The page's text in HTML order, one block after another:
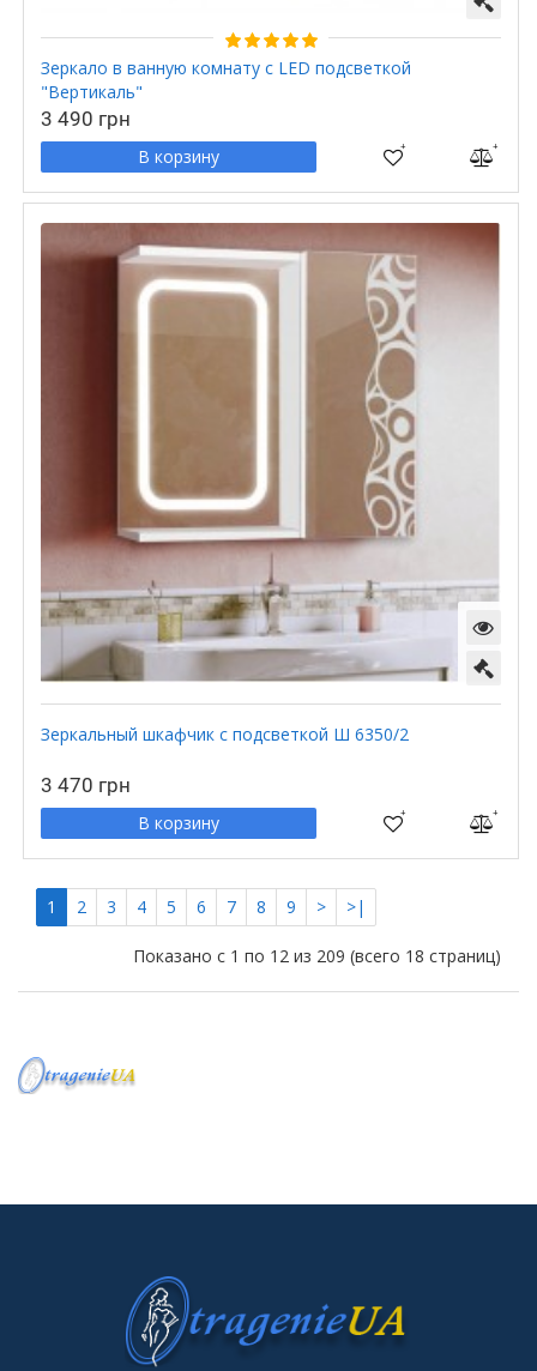
Зеркало в ванную комнату с LED подсветкой
"Вертикаль"
3 490 грн
В корзину
Зеркальный шкафчик с подсветкой Ш 6350/2
3 470 грн
В корзину
1 2 3 4 5 6 7 8 9 > >|
Показано с 1 по 12 из 209 (всего 18 страниц)